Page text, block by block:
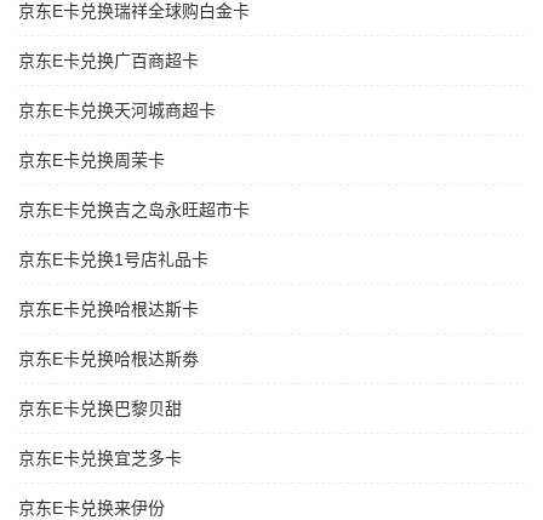
京东E卡兑换瑞祥全球购白金卡
京东E卡兑换广百商超卡
京东E卡兑换天河城商超卡
京东E卡兑换周茉卡
京东E卡兑换吉之岛永旺超市卡
京东E卡兑换1号店礼品卡
京东E卡兑换哈根达斯卡
京东E卡兑换哈根达斯劵
京东E卡兑换巴黎贝甜
京东E卡兑换宜芝多卡
京东E卡兑换来伊份